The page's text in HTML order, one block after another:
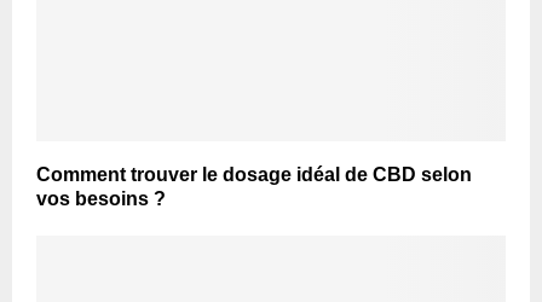
Comment trouver le dosage idéal de CBD selon
vos besoins ?